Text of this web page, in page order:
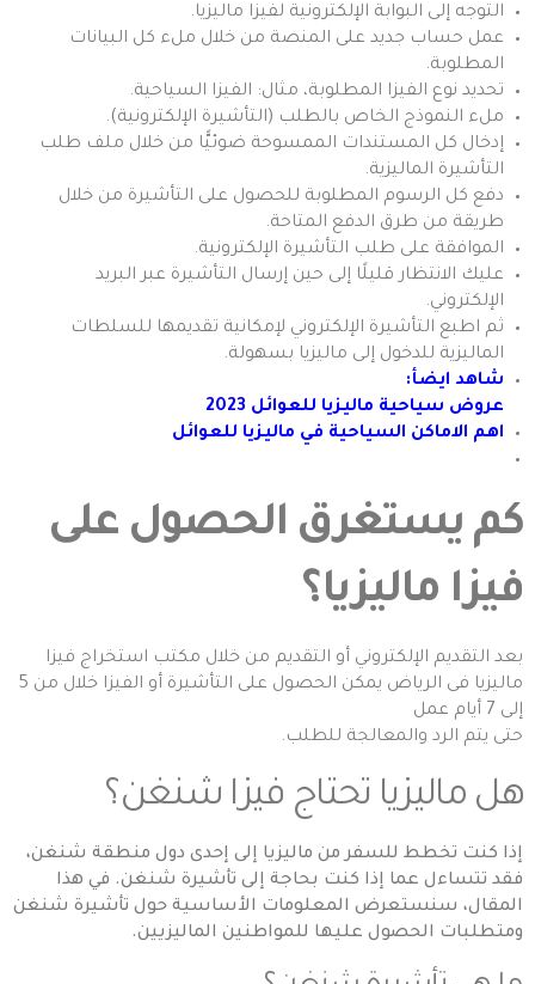
التوجه إلى البوابة الإلكترونية لفيزا ماليزيا.
عمل حساب جديد على المنصة من خلال ملء كل البيانات
المطلوبة.
تحديد نوع الفيزا المطلوبة، مثال: الفيزا السياحية.
ملء النموذج الخاص بالطلب (التأشيرة الإلكترونية).
إدخال كل المستندات الممسوحة ضوئيًّا من خلال ملف طلب
التأشيرة الماليزية.
دفع كل الرسوم المطلوبة للحصول على التأشيرة من خلال
طريقة من طرق الدفع المتاحة.
الموافقة على طلب التأشيرة الإلكترونية.
عليك الانتظار قليلًا إلى حين إرسال التأشيرة عبر البريد
الإلكتروني.
ثم اطبع التأشيرة الإلكتروني لإمكانية تقديمها للسلطات
الماليزية للدخول إلى ماليزيا بسهولة.
شاهد ايضأ:
عروض سياحية ماليزيا للعوائل 2023
اهم الاماكن السياحية في ماليزيا للعوائل
كم يستغرق الحصول على
فيزا ماليزيا؟
بعد التقديم الإلكتروني أو التقديم من خلال مكتب استخراج فيزا
ماليزيا فى الرياض يمكن الحصول على التأشيرة أو الفيزا خلال من 5
إلى 7 أيام عمل
حتى يتم الرد والمعالجة للطلب.
هل ماليزيا تحتاج فيزا شنغن؟
إذا كنت تخطط للسفر من ماليزيا إلى إحدى دول منطقة شنغن،
فقد تتساءل عما إذا كنت بحاجة إلى تأشيرة شنغن. في هذا
المقال، سنستعرض المعلومات الأساسية حول تأشيرة شنغن
ومتطلبات الحصول عليها للمواطنين الماليزيين.